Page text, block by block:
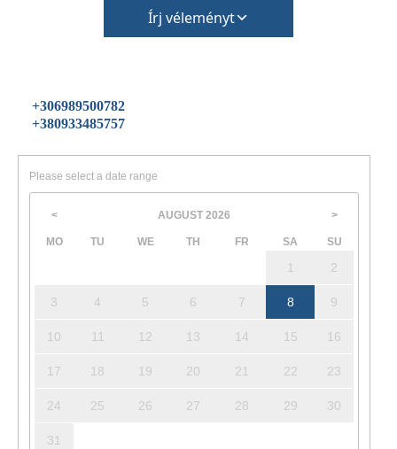
Írj véleményt
+306989500782
+380933485757
Please select a date range
< AUGUST 2026 >
MO TU WE TH FR SA SU
1 2
3 4 5 6 7 8 9
10 11 12 13 14 15 16
17 18 19 20 21 22 23
24 25 26 27 28 29 30
31